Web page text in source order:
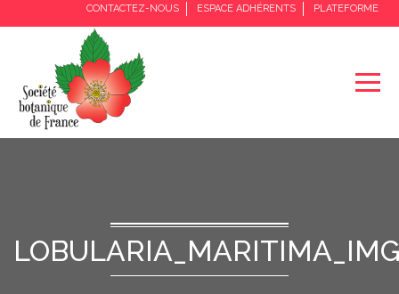
CONTACTEZ-NOUS ESPACE ADHÉRENTS PLATEFORME